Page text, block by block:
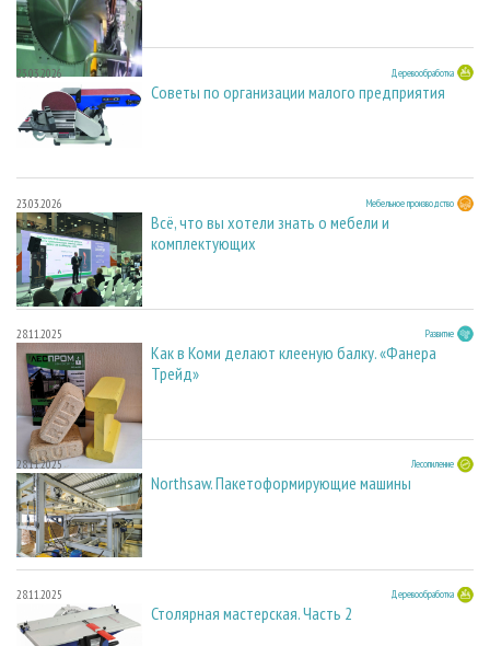
23.03.2026 Деревообработка
Советы по организации малого предприятия
23.03.2026 Мебельное производство
Всё, что вы хотели знать о мебели и
комплектующих
28.11.2025 Развитие
Как в Коми делают клееную балку. «Фанера
Трейд»
28.11.2025 Лесопиление
Northsaw. Пакетоформирующие машины
28.11.2025 Деревообработка
Столярная мастерская. Часть 2